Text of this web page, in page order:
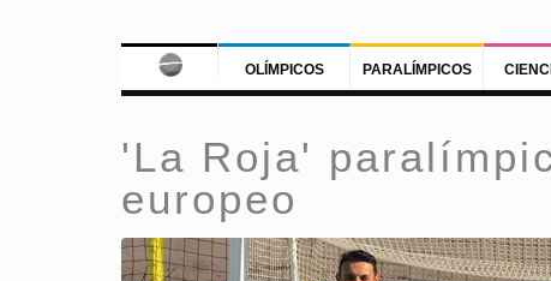
OLÍMPICOS PARALÍMPICOS
'La Roja'
europeo